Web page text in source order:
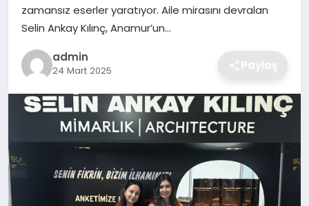
DÜNYA
SIYASET
zamansız eserler yaratıyor. Aile mirasını devralan
Selin Ankay Kılınç, Anamur’un…
admin
24 Mart 2025 Paylaş